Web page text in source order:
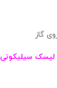
لیسک سیلیکونی